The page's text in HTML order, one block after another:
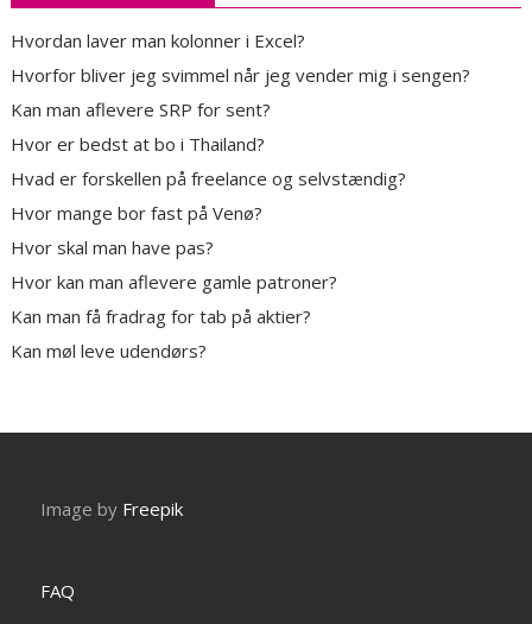
Hvordan laver man kolonner i Excel?
Hvorfor bliver jeg svimmel når jeg vender mig i sengen?
Kan man aflevere SRP for sent?
Hvor er bedst at bo i Thailand?
Hvad er forskellen på freelance og selvstændig?
Hvor mange bor fast på Venø?
Hvor skal man have pas?
Hvor kan man aflevere gamle patroner?
Kan man få fradrag for tab på aktier?
Kan møl leve udendørs?
Image by Freepik
FAQ